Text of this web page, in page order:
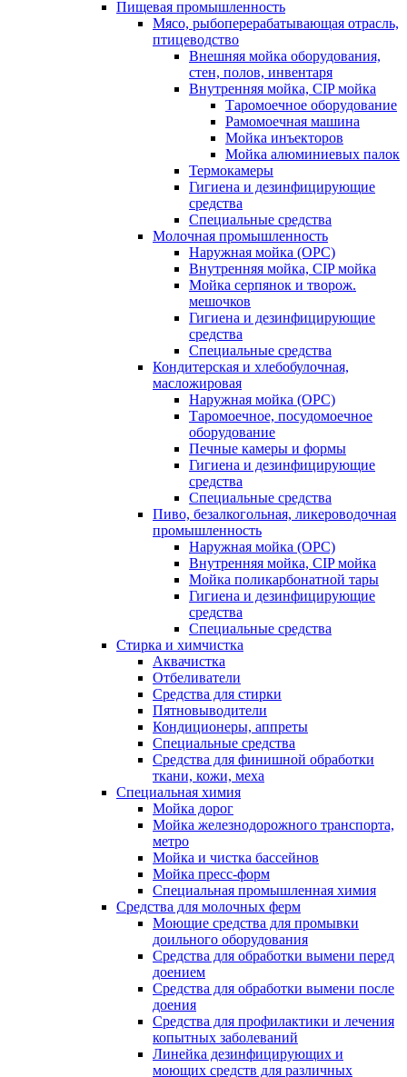
Пищевая промышленность
Мясо, рыбоперерабатывающая отрасль,
птицеводство
Внешняя мойка оборудования,
стен, полов, инвентаря
Внутренняя мойка, CIP мойка
Таромоечное оборудование
Рамомоечная машина
Мойка инъекторов
Мойка алюминиевых палок
Термокамеры
Гигиена и дезинфицирующие
средства
Специальные средства
Молочная промышленность
Наружная мойка (ОРС)
Внутренняя мойка, CIP мойка
Мойка серпянок и творож.
мешочков
Гигиена и дезинфицирующие
средства
Специальные средства
Кондитерская и хлебобулочная,
масложировая
Наружная мойка (ОРС)
Таромоечное, посудомоечное
оборудование
Печные камеры и формы
Гигиена и дезинфицирующие
средства
Специальные средства
Пиво, безалкогольная, ликероводочная
промышленность
Наружная мойка (ОРС)
Внутренняя мойка, CIP мойка
Мойка поликарбонатной тары
Гигиена и дезинфицирующие
средства
Специальные средства
Стирка и химчистка
Аквачистка
Отбеливатели
Средства для стирки
Пятновыводители
Кондиционеры, аппреты
Специальные средства
Средства для финишной обработки
ткани, кожи, меха
Специальная химия
Мойка дорог
Мойка железнодорожного транспорта,
метро
Мойка и чистка бассейнов
Мойка пресс-форм
Специальная промышленная химия
Средства для молочных ферм
Моющие средства для промывки
доильного оборудования
Средства для обработки вымени перед
доением
Средства для обработки вымени после
доения
Средства для профилактики и лечения
копытных заболеваний
Линейка дезинфицирующих и
моющих средств для различных